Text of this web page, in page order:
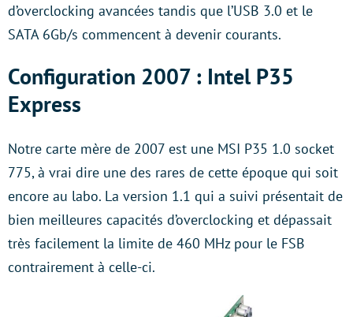
d’overclocking avancées tandis que l’USB 3.0 et le
SATA 6Gb/s commencent à devenir courants.
Configuration 2007 : Intel P35
Express
Notre carte mère de 2007 est une MSI P35 1.0 socket
775, à vrai dire une des rares de cette époque qui soit
encore au labo. La version 1.1 qui a suivi présentait de
bien meilleures capacités d’overclocking et dépassait
très facilement la limite de 460 MHz pour le FSB
contrairement à celle-ci.